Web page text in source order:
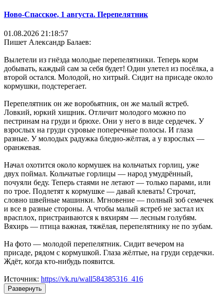
Ново-Спасское, 1 августа. Перепелятник
01.08.2026 21:18:57
Пишет Александр Балаев:
Вылетели из гнёзда молодые перепелятники. Теперь корм
добывать, каждый сам за себя будет! Один улетел из посёлка, а
второй остался. Молодой, но хитрый. Сидит на присаде около
кормушки, подстерегает.
Перепелятник он же воробьятник, он же малый ястреб.
Ловкий, юркий хищник. Отличит молодого можно по
пестринам на груди и брюхе. Они у него в виде сердечек. У
взрослых на груди суровые поперечные полосы. И глаза
разные. У молодых радужка бледно-жёлтая, а у взрослых —
оранжевая.
Начал охотится около кормушек на кольчатых горлиц, уже
двух поймал. Кольчатые горлицы — народ умудрённый,
почуяли беду. Теперь стаями не летают — только парами, или
по трое. Подлетят к кормушке — давай клевать! Строчат,
словно швейные машинки. Мгновение — полный зоб семечек
и все в разные стороны. А чтобы малый ястреб не застал их
врасплох, пристраиваются к вяхирям — лесным голубям.
Вяхирь — птица важная, тяжёлая, перепелятнику не по зубам.
На фото — молодой перепелятник. Сидит вечером на
присаде, рядом с кормушкой. Глаза жёлтые, на груди сердечки.
Ждёт, когда кто-нибудь появится.
Источник: https://vk.ru/wall584385316_416
Развернуть